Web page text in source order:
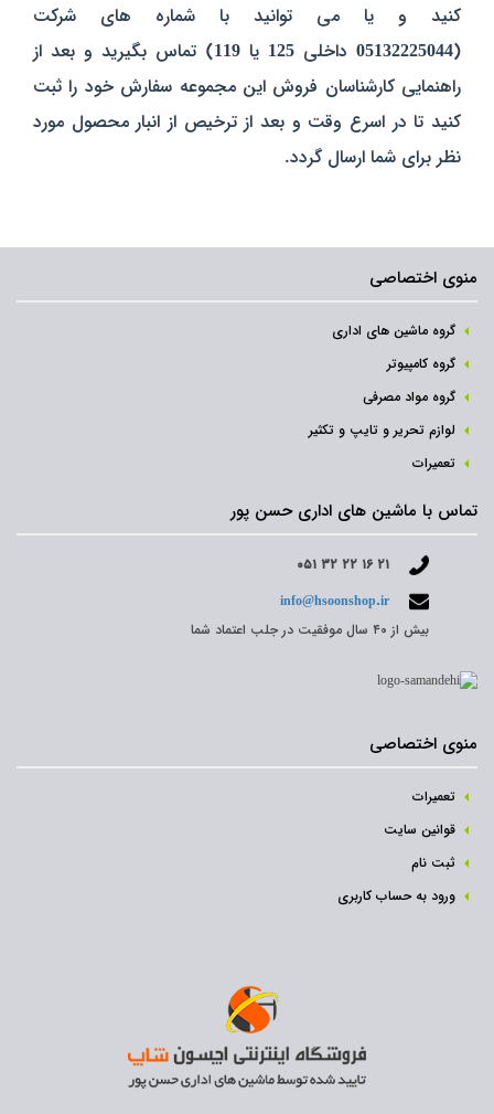
کنید و یا می توانید با شماره های شرکت
(
05132225044داخلی125 یا119) تماس بگیرید و بعد از
راهنمایی کارشناسان فروش این مجموعه سفارش خود را ثبت
کنید تا در اسرع وقت و بعد از ترخیص از انبار محصول مورد
نظر برای شما ارسال گردد.
منوی اختصاصی
گروه ماشین های اداری
گروه کامپیوتر
گروه مواد مصرفی
لوازم تحریر و تایپ و تکثیر
تعمیرات
تماس با ماشین های اداری حسن پور
۰۵۱ ۳۲ ۲۲ ۱۶ ۲۱
info@hsoonshop.ir
بیش از ۴۰ سال موفقیت در جلب اعتماد شما
منوی اختصاصی
تعمیرات
قوانین سایت
ثبت نام‌
ورود به حساب کاربری